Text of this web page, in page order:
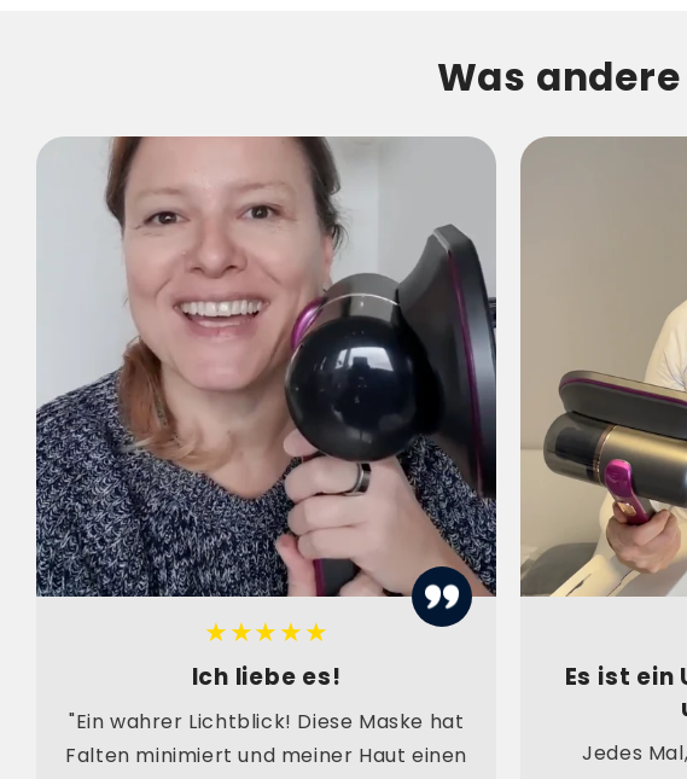
Was
★★★★★
Ich liebe es!
"Ein wahrer Lichtblick! Diese Maske hat
Falten minimiert und meiner Haut einen
Es ist ein
Jedes